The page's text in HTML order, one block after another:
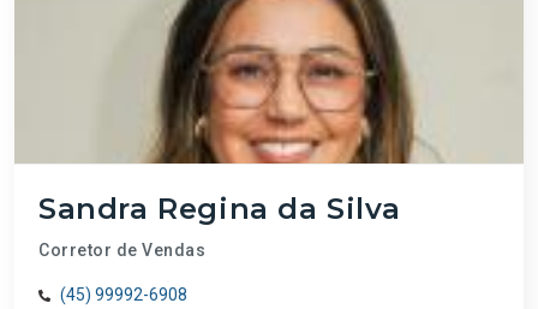
Sandra Regina da Silva
Corretor de Vendas
(45) 99992-6908